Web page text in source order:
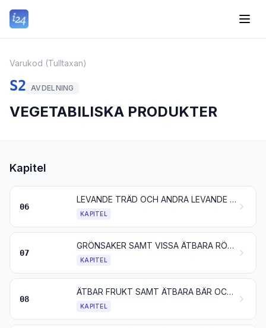
Varukod (Tulltaxan)
S2 AVDELNING
VEGETABILISKA PRODUKTER
Kapitel
06
LEVANDE TRÄD OCH ANDRA LEVANDE VÄXTER; LÖKAR, RÖTTER O. D.; SNITTBLOMMOR OCH SNITTGRÖNT
KAPITEL
07
GRÖNSAKER SAMT VISSA ÄTBARA RÖTTER OCH STAM- ELLER ROTKNÖLAR
KAPITEL
08
ÄTBAR FRUKT SAMT ÄTBARA BÄR OCH NÖTTER; SKAL AV CITRUSFRUKTER ELLER MELONER
KAPITEL